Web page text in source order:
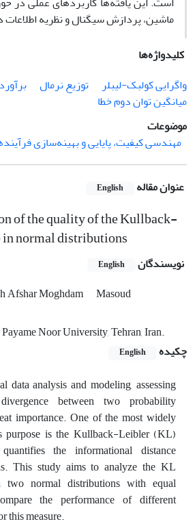
ماشین، پردازش سیگنال و نظریه اطلاعات
کلیدواژه‌ها
واگرایی کولبک-لیبلر
توزیع نرمال
میانگین توان دوم خطا
موضوعات
مهندسی کیفیت، پایایی و بهینه‌سازی
عنوان مقاله English
of the quality of the Kullback-
normal distributions
نویسندگان English
Afshar Moghdam
Masoud
Noor University, Tehran, Iran.
چکیده
English
data analysis and modeling, assessing
between two probability
importance. One of the most widely
purpose is the Kullback-Leibler (KL)
the informational distance
This study aims to analyze the KL
two normal distributions with equal
the performance of different
this measure.